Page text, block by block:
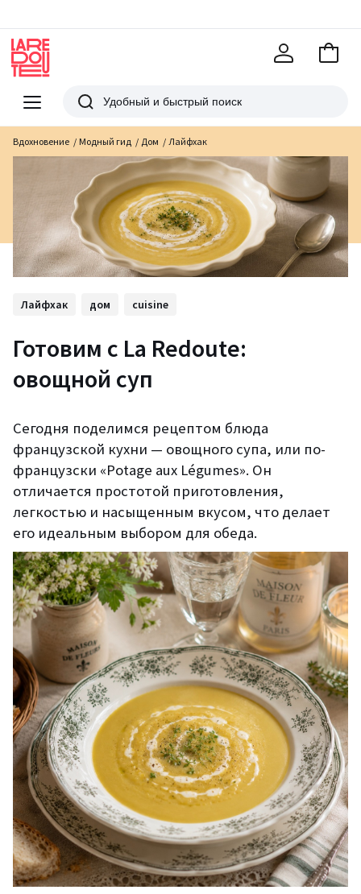
Меню
Redoute
Поиск
В
Вдохновение Модный гид Дом Лайфхак
Лайфхак дом cuisine
Готовим с La Redoute:
овощной суп
Сегодня поделимся рецептом блюда
французской кухни — овощного супа, или по-
французски «Potage aux Légumes». Он
отличается простотой приготовления,
легкостью и насыщенным вкусом, что делает
его идеальным выбором для обеда.